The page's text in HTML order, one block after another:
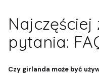
pytania:
Czy girlanda może być